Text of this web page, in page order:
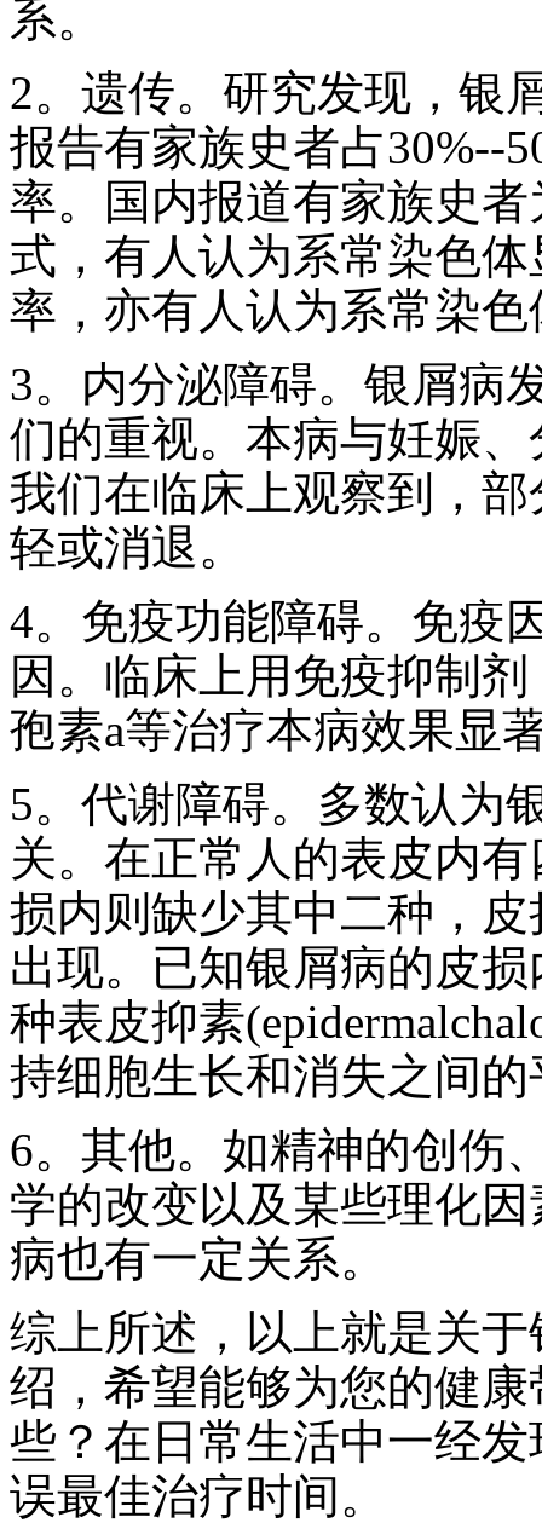
系。
2。遗传。研究发现，银
报告有家族史者占30%--
率。国内报道有家族史
式，有人认为系常染色
率，亦有人认为系常染色
3。内分泌障碍。银屑病
们的重视。本病与妊娠
我们在临床上观察到，
轻或消退。
4。免疫功能障碍。免疫
因。临床上用免疫抑制
孢素a等治疗本病效果显
5。代谢障碍。多数认为
关。在正常人的表皮内
损内则缺少其中二种，
出现。已知银屑病的皮
种表皮抑素
持细胞生长和消失之间的
6。其他。如精神的创伤
学的改变以及某些理化
病也有一定关系。
综上所述，以上就是关
绍，希望能够为您的健
些？在日常生活中一经
误最佳治疗时间。